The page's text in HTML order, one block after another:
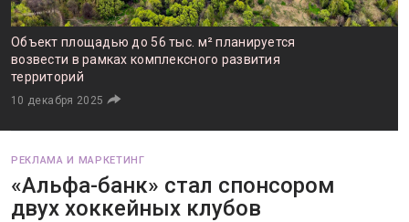
Объект площадью до 56 тыс. м² планируется
возвести в рамках комплексного развития
территорий
10 декабря 2025
РЕКЛАМА И МАРКЕТИНГ
«Альфа-банк» стал спонсором
двух хоккейных клубов